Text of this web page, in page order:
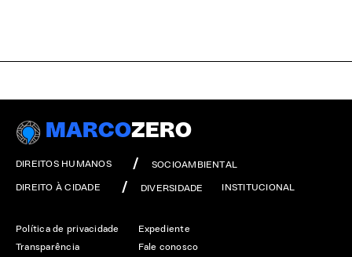
MARCOZERO
DIREITOS HUMANOS SOCIOAMBIENTAL
DIREITO À CIDADE DIVERSIDADE INSTITUCIONAL
Política de privacidade
Transparência
Expediente
Fale conosco